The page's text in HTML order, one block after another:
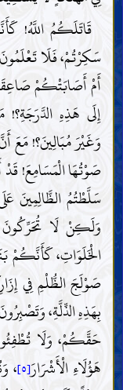
قَاتَلَكُمُ اللَّهُ!
سَكِرْتُمْ، فَلَا
أَمْ أَصَابَتْكُمْ
إِلَى هَذِهِ الدَّرَجَةِ؟!
وَغَيْرَ مُبَالِينَ؟! مَعَ
صَوْتُهَا الْمَسَامِعَ! قَدْ
سَلَّطْتُمُ الظَّالِمِينَ
وَلَكِنْ لَا تُحَرِّكُونَ
الْخَلَوَاتِ، كَأَنَّكُمْ
صَوْلَجَ الظُّلْمِ فِي
بِهَذِهِ الذِّلَّةِ،
حَقَّكُمْ، وَلَا
هَؤُلَاءِ الْأَشْرَارَ[٥] ،